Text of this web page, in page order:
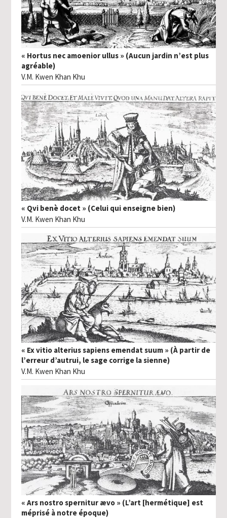
« Hortus nec amoenior ullus » (Aucun jardin n’est plus
agréable)
V.M. Kwen Khan Khu
« Qvi benè docet » (Celui qui enseigne bien)
V.M. Kwen Khan Khu
« Ex vitio alterius sapiens emendat suum » (À partir de
l’erreur d’autrui, le sage corrige la sienne)
V.M. Kwen Khan Khu
« Ars nostro spernitur ævo » (L’art [hermétique] est
méprisé à notre époque)